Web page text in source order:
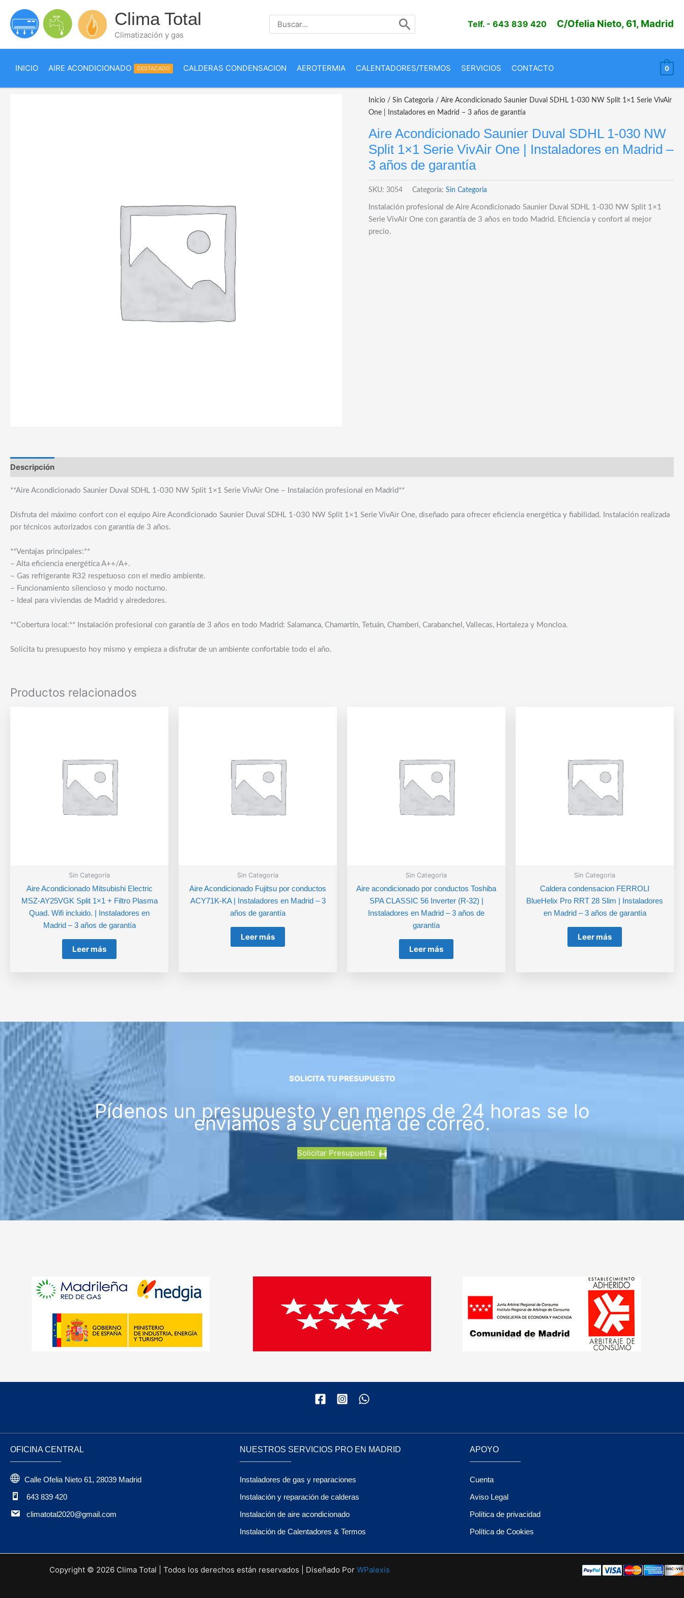
contenido
Clima Total
Climatización y gas
Buscar
por:
Telf. - 643 839 420 C/Ofelia Nieto, 61, Madrid
INICIO AIRE ACONDICIONADO DESTACADO CALDERAS CONDENSACION AEROTERMIA CALENTADORES/TERMOS SERVICIOS CONTACTO 0
Inicio /Sin Categoria / Aire Acondicionado Saunier Duval SDHL 1-030 NW Split 1×1 Serie VivAir
One | Instaladores en Madrid – 3 años de garantía
Aire Acondicionado Saunier Duval SDHL 1-030 NW
Split 1×1 Serie VivAir One | Instaladores en Madrid –
3 años de garantía
SKU:3054 Categoría:Sin Categoria
Instalación profesional de Aire Acondicionado Saunier Duval SDHL 1-030 NW Split 1×1
Serie VivAir One con garantía de 3 años en todo Madrid. Eficiencia y confort al mejor
precio.
Descripción
**Aire Acondicionado Saunier Duval SDHL 1-030 NW Split 1×1 Serie VivAir One – Instalación profesional en Madrid**
Disfruta del máximo confort con el equipo Aire Acondicionado Saunier Duval SDHL 1-030 NW Split 1×1 Serie VivAir One, diseñado para ofrecer eficiencia energética y fiabilidad. Instalación realizada
por técnicos autorizados con garantía de 3 años.
**Ventajas principales:**
– Alta eficiencia energética A++/A+.
– Gas refrigerante R32 respetuoso con el medio ambiente.
– Funcionamiento silencioso y modo nocturno.
– Ideal para viviendas de Madrid y alrededores.
**Cobertura local:** Instalación profesional con garantía de 3 años en todo Madrid: Salamanca, Chamartín, Tetuán, Chamberí, Carabanchel, Vallecas, Hortaleza y Moncloa.
Solicita tu presupuesto hoy mismo y empieza a disfrutar de un ambiente confortable todo el año.
Productos relacionados
Sin Categoria
Aire Acondicionado Mitsubishi Electric
MSZ-AY25VGK Split 1×1 + Filtro Plasma
Quad. Wifi incluido. | Instaladores en
Madrid – 3 años de garantía
Leer más
Sin Categoria
Aire Acondicionado Fujitsu por conductos
ACY71K-KA | Instaladores en Madrid – 3
años de garantía
Leer más
Sin Categoria
Aire acondicionado por conductos Toshiba
SPA CLASSIC 56 Inverter (R-32) |
Instaladores en Madrid – 3 años de
garantía
Leer más
Sin Categoria
Caldera condensacion FERROLI
BlueHelix Pro RRT 28 Slim | Instaladores
en Madrid – 3 años de garantía
Leer más
SOLICITA TU PRESUPUESTO
Pídenos un presupuesto y en menos de 24 horas se lo
enviamos a su cuenta de correo.
Solicitar Presupuesto
OFICINA CENTRAL
Calle Ofelia Nieto 61, 28039 Madrid
643 839 420
climatotal2020@gmail.com
NUESTROS SERVICIOS PRO EN MADRID
Instaladores de gas y reparaciones
Instalación y reparación de calderas
Instalación de aire acondicionado
Instalación de Calentadores & Termos
APOYO
Cuenta
Aviso Legal
Política de privacidad
Política de Cookies
Copyright © 2026 Clima Total | Todos los derechos están reservados | Diseñado Por WPalexis